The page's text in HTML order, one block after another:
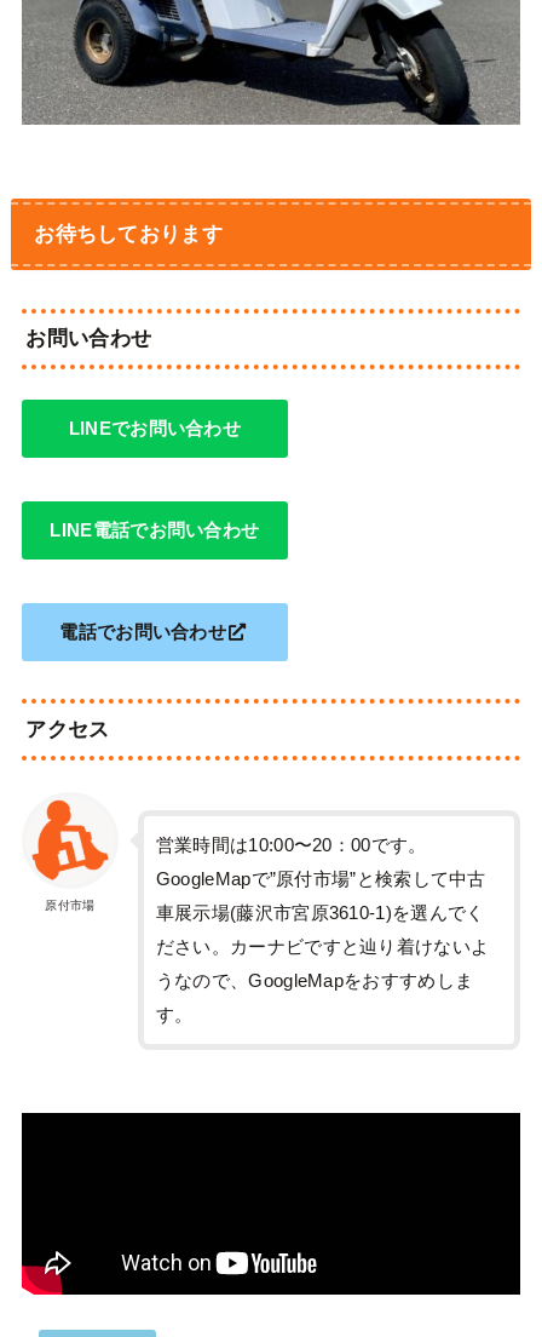
お待ちしております
お問い合わせ
LINEでお問い合わせ
LINE電話でお問い合わせ
電話でお問い合わせ
アクセス
原付市場
営業時間は10:00〜20：00です。
GoogleMapで”原付市場”と検索して中古
車展示場(藤沢市宮原3610-1)を選んでく
ださい。カーナビですと辿り着けないよ
うなので、GoogleMapをおすすめしま
す。